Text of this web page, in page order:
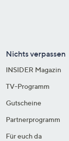
Nichts verpassen
INSIDER Magazin
TV-Programm
Gutscheine
Partnerprogramm
Für euch da